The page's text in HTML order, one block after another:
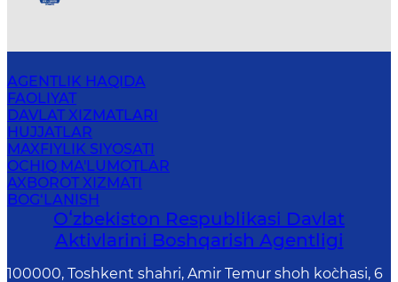
AGENTLIK HAQIDA
FAOLIYAT
DAVLAT XIZMATLARI
HUJJATLAR
MAXFIYLIK SIYOSATI
OCHIQ MA'LUMOTLAR
AXBOROT XIZMATI
BOG‘LANISH
Oʻzbekiston Respublikasi Davlat
Aktivlarini Boshqarish Agentligi
100000, Toshkent shahri, Amir Temur shoh ko`chasi, 6